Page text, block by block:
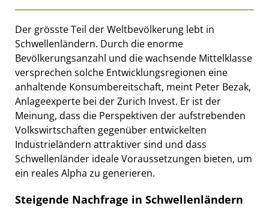
Der grösste Teil der Weltbevölkerung lebt in
Schwellenländern. Durch die enorme
Bevölkerungsanzahl und die wachsende Mittelklasse
versprechen solche Entwicklungsregionen eine
anhaltende Konsumbereitschaft, meint Peter Bezak,
Anlageexperte bei der Zurich Invest. Er ist der
Meinung, dass die Perspektiven der aufstrebenden
Volkswirtschaften gegenüber entwickelten
Industrieländern attraktiver sind und dass
Schwellenländer ideale Voraussetzungen bieten, um
ein reales Alpha zu generieren.
Steigende Nachfrage in Schwellenländern